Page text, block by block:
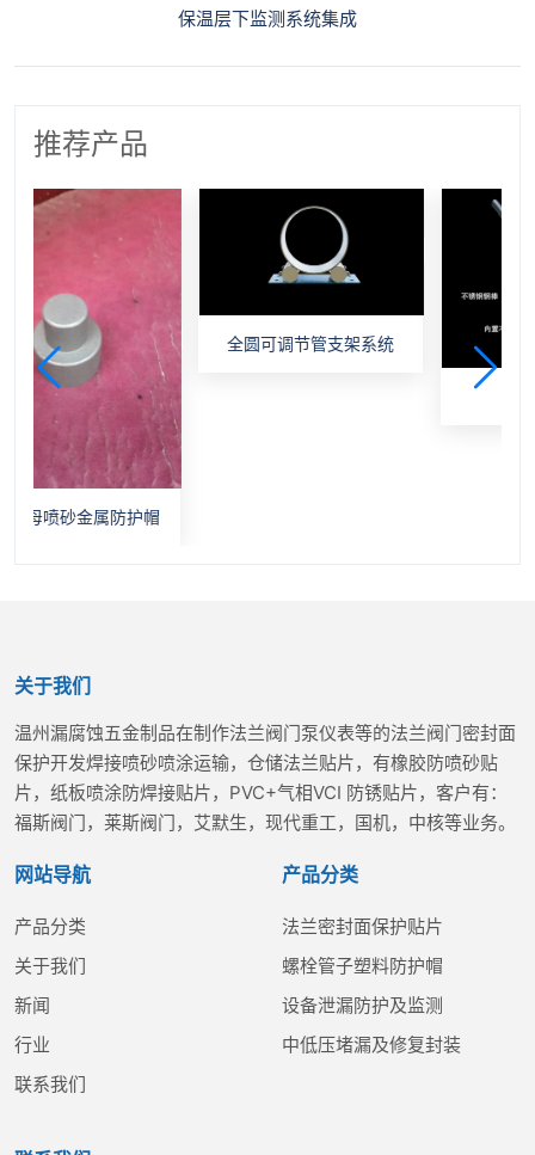
保温层下监测系统集成
推荐产品
金属防护帽
全圆可调节管支架系统
油漆劣化监
关于我们
温州漏腐蚀五金制品在制作法兰阀门泵仪表等的法兰阀门密封面
保护开发焊接喷砂喷涂运输，仓储法兰贴片，有橡胶防喷砂贴
片，纸板喷涂防焊接贴片，PVC+气相VCI 防锈贴片，客户有：
福斯阀门，莱斯阀门，艾默生，现代重工，国机，中核等业务。
网站导航
产品分类
关于我们
新闻
行业
联系我们
产品分类
法兰密封面保护贴片
螺栓管子塑料防护帽
设备泄漏防护及监测
中低压堵漏及修复封装